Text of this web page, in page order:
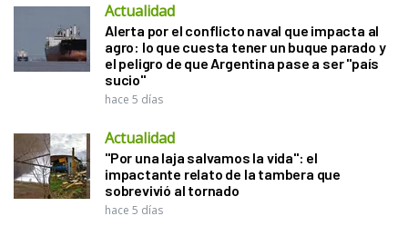
Actualidad
Alerta por el conflicto naval que impacta al
agro: lo que cuesta tener un buque parado y
el peligro de que Argentina pase a ser "país
sucio"
hace 5 días
Actualidad
"Por una laja salvamos la vida": el
impactante relato de la tambera que
sobrevivió al tornado
hace 5 días